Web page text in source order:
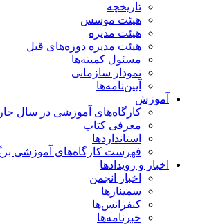
تاریخچه
هیئت موسس
هیئت مدیره
هیئت مدیره دوره‌های قبل
مسئول کمیته‌ها
نمودار سازمانی
آیین‌نامه‌ها
آموزش
کارگاه‌های آموزشی در سال جاری
معرفی کتاب
استانداردها
فهرست کارگاه‌های آموزشی
اخبار و رویدادها
اخبار انجمن
سمینارها
کنفرانس‌ها
خبرنامه‌ها